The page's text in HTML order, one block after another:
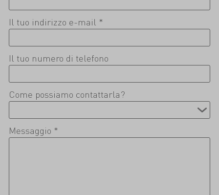
Il tuo indirizzo e-mail *
Il tuo numero di telefono
Come possiamo contattarla?
Messaggio *